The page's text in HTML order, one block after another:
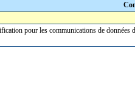
pour les communications de